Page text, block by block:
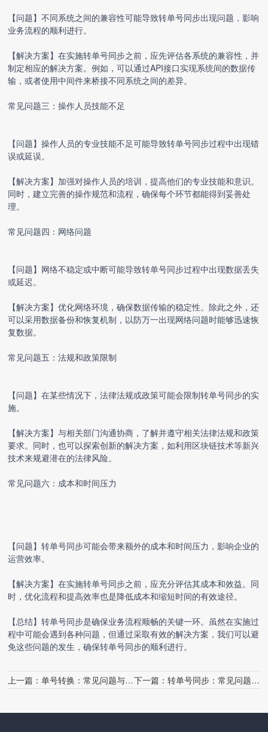
【问题】不同系统之间的兼容性可能导致转单号同步出现问题，影响
业务流程的顺利进行。
【解决方案】在实施转单号同步之前，应先评估各系统的兼容性，并
制定相应的解决方案。例如，可以通过API接口实现系统间的数据传
输，或者使用中间件来桥接不同系统之间的差异。
常见问题三：操作人员技能不足
【问题】操作人员的专业技能不足可能导致转单号同步过程中出现错
误或延误。
【解决方案】加强对操作人员的培训，提高他们的专业技能和意识。
同时，建立完善的操作规范和流程，确保每个环节都能得到妥善处
理。
常见问题四：网络问题
【问题】网络不稳定或中断可能导致转单号同步过程中出现数据丢失
或延迟。
【解决方案】优化网络环境，确保数据传输的稳定性。除此之外，还
可以采用数据备份和恢复机制，以防万一出现网络问题时能够迅速恢
复数据。
常见问题五：法规和政策限制
【问题】在某些情况下，法律法规或政策可能会限制转单号同步的实
施。
【解决方案】与相关部门沟通协商，了解并遵守相关法律法规和政策
要求。同时，也可以探索创新的解决方案，如利用区块链技术等新兴
技术来规避潜在的法律风险。
常见问题六：成本和时间压力
【问题】转单号同步可能会带来额外的成本和时间压力，影响企业的
运营效率。
【解决方案】在实施转单号同步之前，应充分评估其成本和效益。同
时，优化流程和提高效率也是降低成本和缩短时间的有效途径。
【总结】转单号同步是确保业务流程顺畅的关键一环。虽然在实施过
程中可能会遇到各种问题，但通过采取有效的解决方案，我们可以避
免这些问题的发生，确保转单号同步的顺利进行。
上一篇：单号转换：常见问题与解决策略 下一篇： 转单号同步：常见问题解答